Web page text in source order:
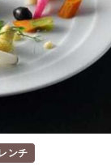
ンチ